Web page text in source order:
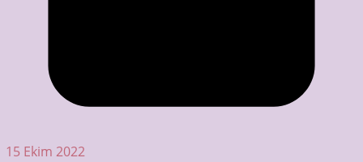
15 Ekim 2022